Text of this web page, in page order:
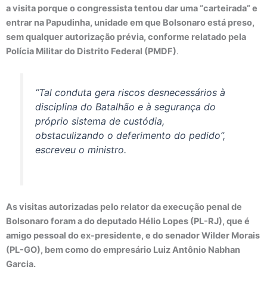
a visita porque o congressista tentou dar uma “carteirada” e
entrar na Papudinha, unidade em que Bolsonaro está preso,
sem qualquer autorização prévia, conforme relatado pela
Polícia Militar do Distrito Federal (PMDF).
“Tal conduta gera riscos desnecessários à
disciplina do Batalhão e à segurança do
próprio sistema de custódia,
obstaculizando o deferimento do pedido”,
escreveu o ministro.
As visitas autorizadas pelo relator da execução penal de
Bolsonaro foram a do deputado Hélio Lopes (PL-RJ), que é
amigo pessoal do ex-presidente, e do senador Wilder Morais
(PL-GO), bem como do empresário Luiz Antônio Nabhan
Garcia.